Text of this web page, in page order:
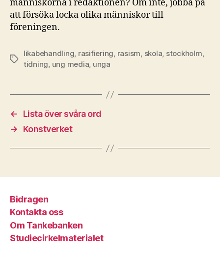
människorna i redaktionen? Om inte, jobba på
att försöka locka olika människor till
föreningen.
Etiketter
likabehandling, rasifiering, rasism, skola, stockholm,
tidning, ung media, unga
←
Lista över svåra ord
→
Konstverket
Bidragen
Kontakta oss
Om Tankebanken
Studiecirkelmaterialet